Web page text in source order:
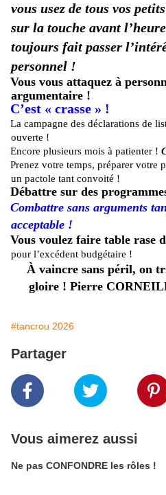
vous usez de tous vos
sur la touche avant
toujours fait passer
personnel !
Vous vous attaquez à
argumentaire !
C’est « crasse » !
La campagne des déclarations de
ouverte !
Encore plusieurs mois à patienter !
Prenez votre temps, préparer votre
un pactole tant convoité !
Débattre sur des
Combattre sans arguments
acceptable !
Vous voulez faire table rase
pour l’excédent budgétaire !
À vaincre sans péril, on
gloire ! Pierre
#tancrou 2026
Partager
Vous aimerez aussi
Ne pas CONFONDRE les rôles !